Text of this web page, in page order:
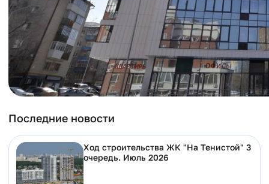
Последние новости
Ход строительства ЖК "На Тенистой" 3
очередь. Июль 2026